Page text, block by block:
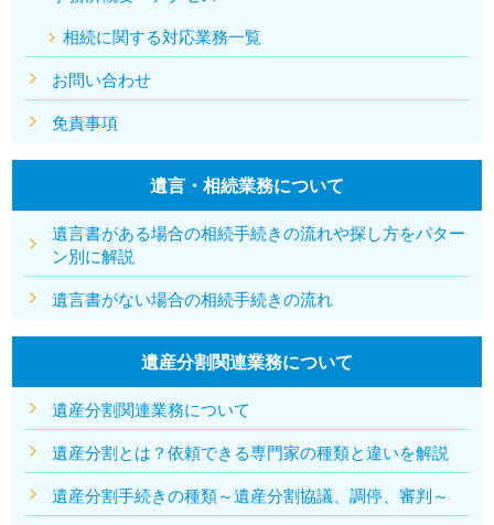
相続に関する対応業務一覧
お問い合わせ
免責事項
遺言・相続業務について
遺言書がある場合の相続手続きの流れや探し方をパター
ン別に解説
遺言書がない場合の相続手続きの流れ
遺産分割関連業務について
遺産分割関連業務について
遺産分割とは？依頼できる専門家の種類と違いを解説
遺産分割手続きの種類～遺産分割協議、調停、審判～